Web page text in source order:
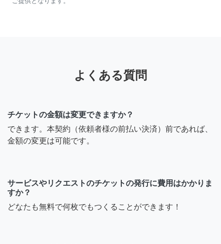
よくある質問
チケットの金額は変更できますか？
できます。本契約（依頼者様の前払い決済）前であれば、
金額の変更は可能です。
サービスやリクエストのチケットの発行に費用はかかりま
すか？
どなたも無料で何枚でもつくることができます！